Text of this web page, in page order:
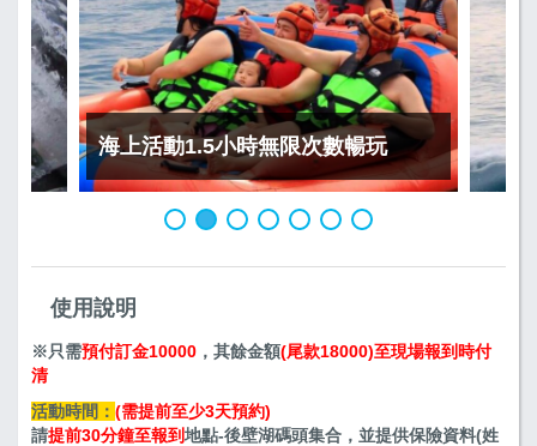
海上活動1.5小時無限次數暢玩
使用說明
※只需預付訂金10000 ，其餘金額(尾款18000)至現場報到時付
清
活動時間： (需提前至少3天預約)
請提前30分鐘至報到地點-後壁湖碼頭集合，並提供保險資料(姓